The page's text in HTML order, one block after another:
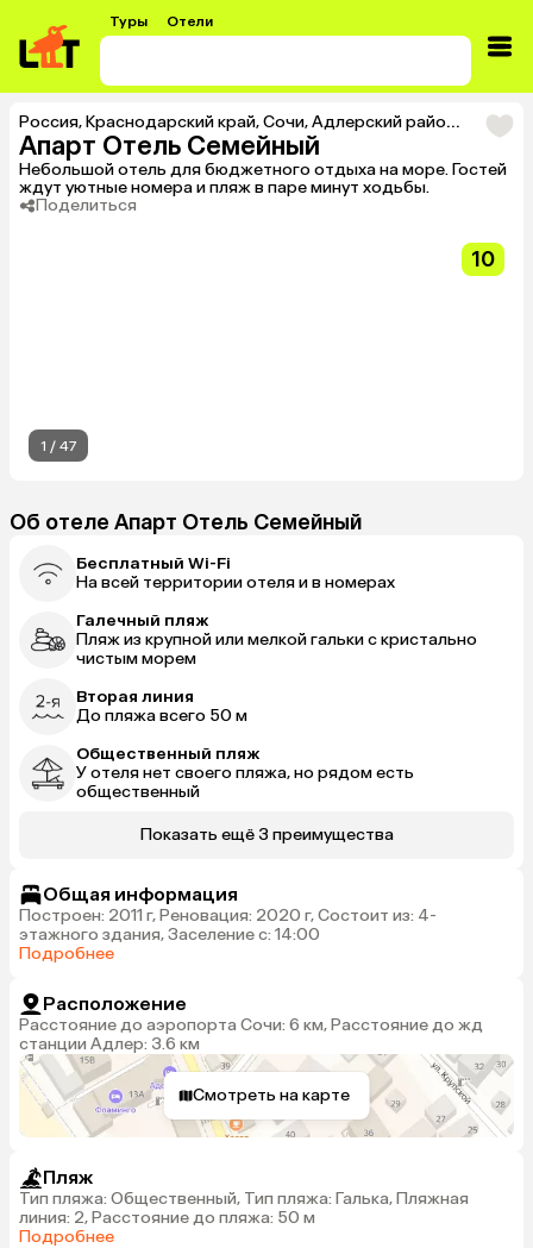
Туры Отели
Россия,Краснодарский край,Сочи,Адлерский район , Тур в
Апарт Отель Семейный
Небольшой отель для бюджетного отдыха на море. Гостей
ждут уютные номера и пляж в паре минут ходьбы.
Поделиться
10
1 / 47
Об отеле Апарт Отель Семейный
Бесплатный Wi-Fi
На всей территории отеля и в номерах
Галечный пляж
Пляж из крупной или мелкой гальки с кристально
чистым морем
Вторая линия
До пляжа всего 50 м
Общественный пляж
У отеля нет своего пляжа, но рядом есть
общественный
Показать ещё 3 преимущества
Общая информация
Построен: 2011 г, Реновация: 2020 г, Состоит из: 4-
этажного здания, Заселение с: 14:00
Подробнее
Расположение
Расстояние до аэропорта Сочи: 6 км, Расстояние до жд
станции Адлер: 3.6 км
Смотреть на карте
Пляж
Тип пляжа: Общественный, Тип пляжа: Галька, Пляжная
линия: 2, Расстояние до пляжа: 50 м
Подробнее